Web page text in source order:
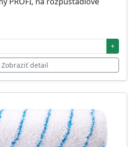
+
Zobraziť detail